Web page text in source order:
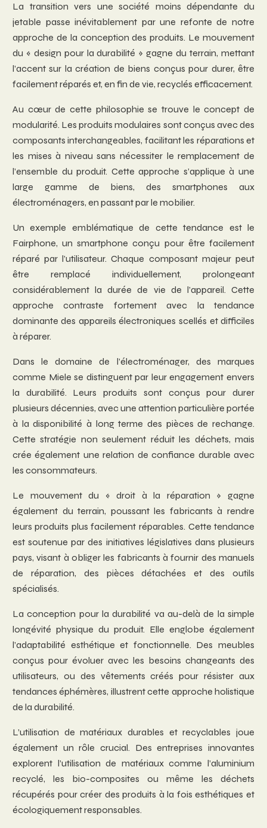
La transition vers une société moins dépendante du
jetable passe inévitablement par une refonte de notre
approche de la conception des produits. Le mouvement
du « design pour la durabilité » gagne du terrain, mettant
l’accent sur la création de biens conçus pour durer, être
facilement réparés et, en fin de vie, recyclés efficacement.
Au cœur de cette philosophie se trouve le concept de
modularité. Les produits modulaires sont conçus avec des
composants interchangeables, facilitant les réparations et
les mises à niveau sans nécessiter le remplacement de
l’ensemble du produit. Cette approche s’applique à une
large gamme de biens, des smartphones aux
électroménagers, en passant par le mobilier.
Un exemple emblématique de cette tendance est le
Fairphone, un smartphone conçu pour être facilement
réparé par l’utilisateur. Chaque composant majeur peut
être remplacé individuellement, prolongeant
considérablement la durée de vie de l’appareil. Cette
approche contraste fortement avec la tendance
dominante des appareils électroniques scellés et difficiles
à réparer.
Dans le domaine de l’électroménager, des marques
comme Miele se distinguent par leur engagement envers
la durabilité. Leurs produits sont conçus pour durer
plusieurs décennies, avec une attention particulière portée
à la disponibilité à long terme des pièces de rechange.
Cette stratégie non seulement réduit les déchets, mais
crée également une relation de confiance durable avec
les consommateurs.
Le mouvement du « droit à la réparation » gagne
également du terrain, poussant les fabricants à rendre
leurs produits plus facilement réparables. Cette tendance
est soutenue par des initiatives législatives dans plusieurs
pays, visant à obliger les fabricants à fournir des manuels
de réparation, des pièces détachées et des outils
spécialisés.
La conception pour la durabilité va au-delà de la simple
longévité physique du produit. Elle englobe également
l’adaptabilité esthétique et fonctionnelle. Des meubles
conçus pour évoluer avec les besoins changeants des
utilisateurs, ou des vêtements créés pour résister aux
tendances éphémères, illustrent cette approche holistique
de la durabilité.
L’utilisation de matériaux durables et recyclables joue
également un rôle crucial. Des entreprises innovantes
explorent l’utilisation de matériaux comme l’aluminium
recyclé, les bio-composites ou même les déchets
récupérés pour créer des produits à la fois esthétiques et
écologiquement responsables.